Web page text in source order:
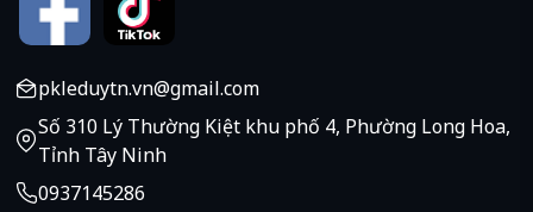
pkleduytn.vn@gmail.com
Số 310 Lý Thường Kiệt khu phố 4, Phường Long Hoa,
Tỉnh Tây Ninh
0937145286